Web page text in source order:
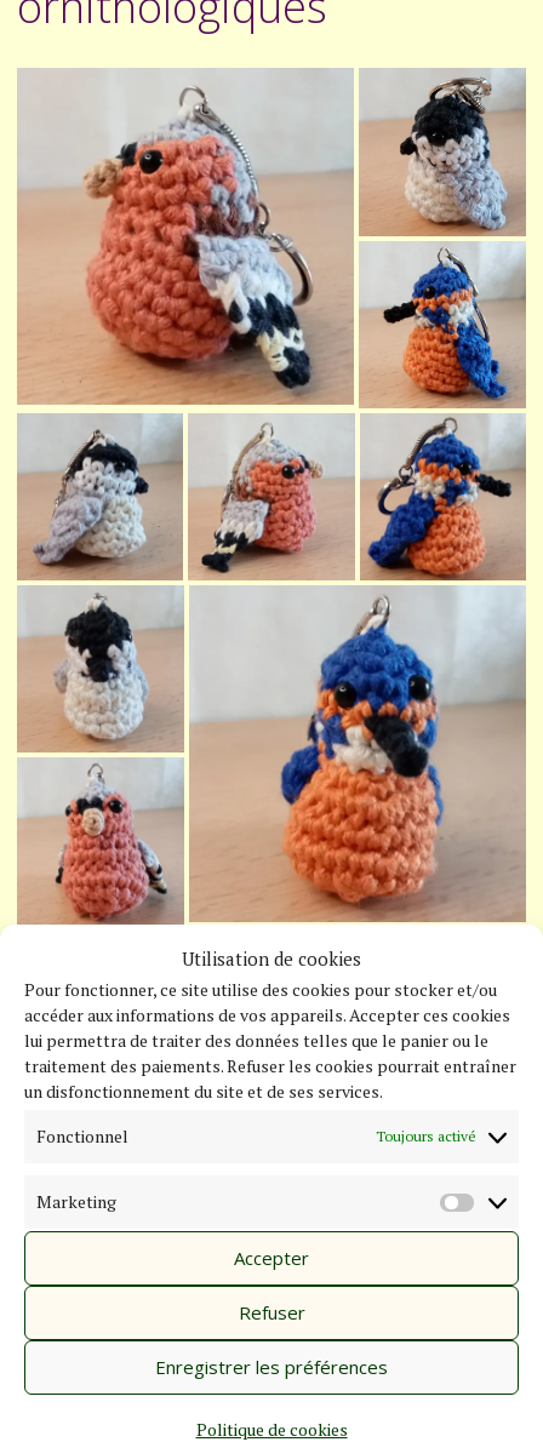
Utilisation de cookies
Pour fonctionner, ce site utilise des cookies pour stocker et/ou
accéder aux informations de vos appareils. Accepter ces cookies
lui permettra de traiter des données telles que le panier ou le
traitement des paiements. Refuser les cookies pourrait entraîner
un disfonctionnement du site et de ses services.
Fonctionnel
Toujours activé
Marketing
Accepter
Refuser
Enregistrer les préférences
Politique de cookies
Acheter
Avec les printemps reviennent les oiseaux.
Une petite mésange noire, un martin pêcheur
concentré sur la rivière ou un élégant pinson
des arbres vous accompagneront peut-être pour
vos sorties.